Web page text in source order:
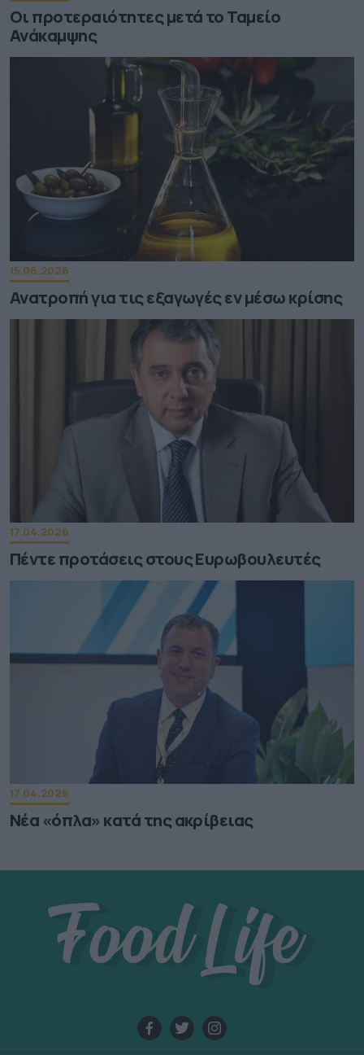
Οι προτεραιότητες μετά το Ταμείο
Ανάκαμψης
15.06.2026
Ανατροπή για τις εξαγωγές εν μέσω κρίσης
17.04.2026
Πέντε προτάσεις στους Ευρωβουλευτές
17.04.2026
Νέα «όπλα» κατά της ακρίβειας